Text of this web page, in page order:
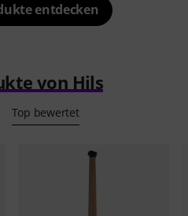
entdecken
von Hils
Top bewertet